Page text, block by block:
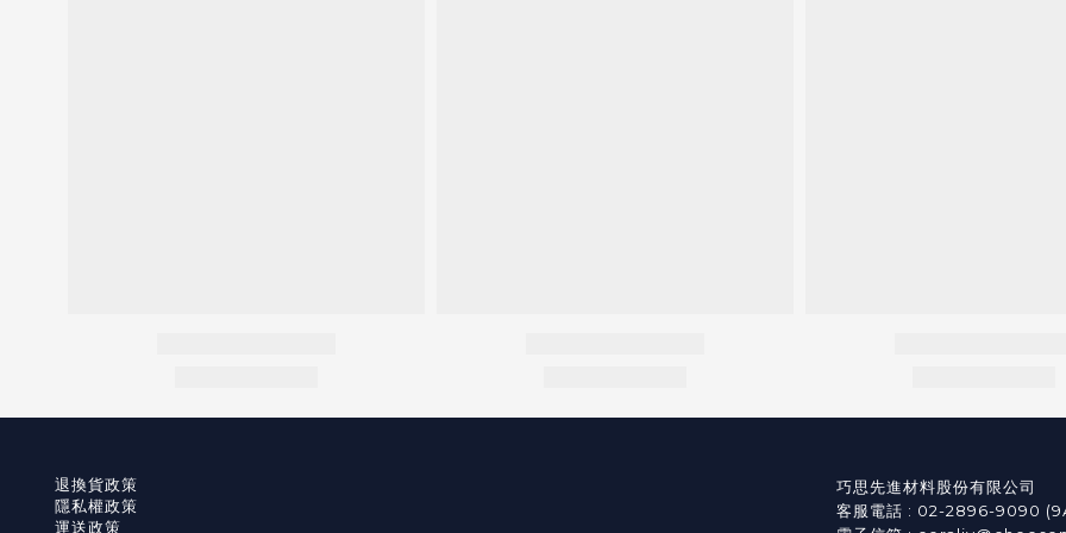
退換貨政策
隱私權政策
運送政策
巧思先進材料股份有限公司
客服電話 : 02-2896-9090